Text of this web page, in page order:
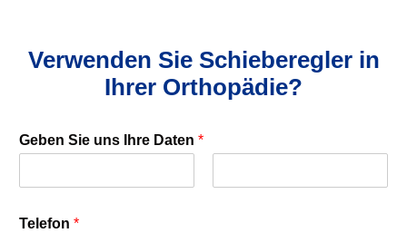
Verwenden Sie Schieberegler in
Ihrer Orthopädie?
Geben Sie uns Ihre Daten *
Telefon *